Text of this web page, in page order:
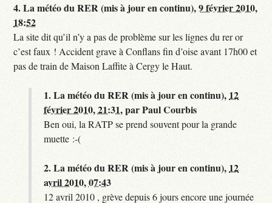
4.La météo du RER (mis à jour en continu),9 février 2010,
18:52
La site dit qu’il n’y a pas de problème sur les lignes du rer or
c’est faux ! Accident grave à Conflans fin d’oise avant 17h00 et
pas de train de Maison Laffite à Cergy le Haut.
1.La météo du RER (mis à jour en continu), 12
février 2010, 21:31,parPaul Courbis
Ben oui, la RATP se prend souvent pour la grande
muette :-(
2.La météo du RER (mis à jour en continu), 12
avril 2010, 07:43
12 avril 2010 , grève depuis 6 jours encore une journée